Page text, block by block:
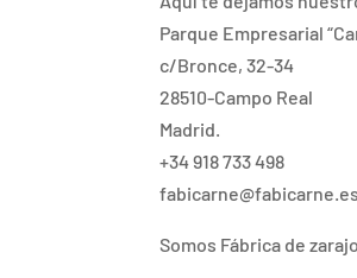
Parque Empresarial
c/Bronce, 32-34
28510-Campo Real
Madrid.
+34 918 733 498
fabicarne@fabicarne.es
Somos Fábrica de